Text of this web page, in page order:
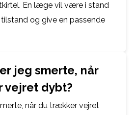
En læge vil være i stand
og give en passende
jeg smerte, når
vejret dybt?
når du trækker vejret